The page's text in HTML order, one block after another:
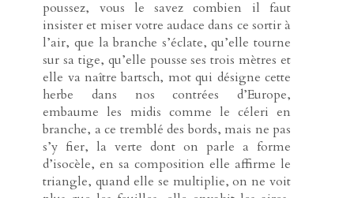
poussez, vous le savez combien il faut
insister et miser votre audace dans ce sortir à
l’air, que la branche s’éclate, qu’elle tourne
sur sa tige, qu’elle pousse ses trois mètres et
elle va naître bartsch, mot qui désigne cette
herbe dans nos contrées d’Europe,
embaume les midis comme le céleri en
branche, a ce tremblé des bords, mais ne pas
s’y fier, la verte dont on parle a forme
d’isocèle, en sa composition elle affirme le
triangle, quand elle se multiplie, on ne voit